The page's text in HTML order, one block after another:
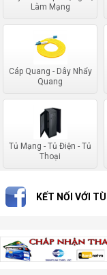
Làm Mạng
Cáp Quang - Dây Nhẩy
Quang
Tủ Mạng - Tủ Điện - Tủ
Thoại
KẾT NỐI VỚI